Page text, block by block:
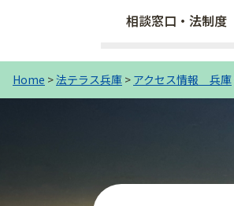
相談窓口・法制度
Home >法テラス兵庫 > アクセス情報 兵庫